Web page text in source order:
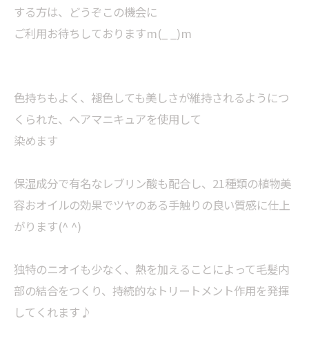
する方は、どうぞこの機会に
ご利用お待ちしておりますm(_ _)m
色持ちもよく、褪色しても美しさが維持されるようにつ
くられた、ヘアマニキュアを使用して
染めます
保湿成分で有名なレブリン酸も配合し、21種類の植物美
容おオイルの効果でツヤのある手触りの良い質感に仕上
がります(^ ^)
独特のニオイも少なく、熱を加えることによって毛髪内
部の結合をつくり、持続的なトリートメント作用を発揮
してくれます♪